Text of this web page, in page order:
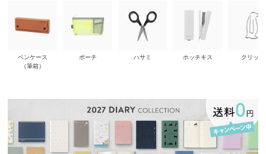
ペンケース
（筆箱）
ポーチ ハサミ ホッチキス クリップ